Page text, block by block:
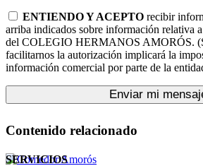
ENTIENDO Y ACEPTO recibir
arriba indicados sobre información relativa
del COLEGIO HERMANOS AMORÓS.
facilitarnos la autorización implicará la
información comercial por parte de la
Enviar mi
Contenido relacionado
SERVICIOS